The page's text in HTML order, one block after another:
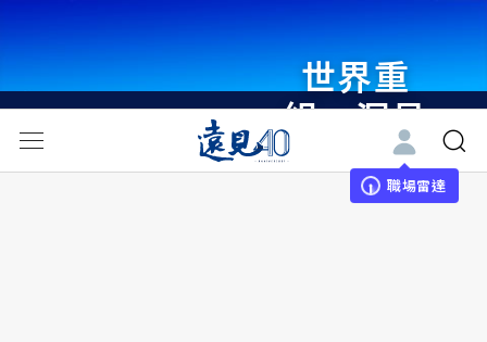
世界重
組・洞見
未來 與
世界領袖
職場雷達